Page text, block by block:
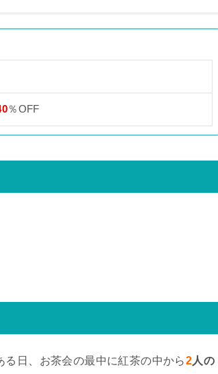
％OFF
る日、お茶会の最中に紅茶の中から2人の